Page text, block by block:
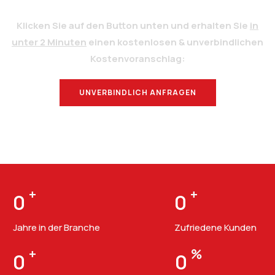
Klicken Sie auf den Button unten und erhalten Sie in
unter 2 Minuten einen kostenlosen & unverbindlichen
Kostenvoranschlag:
UNVERBINDLICH ANFRAGEN
0 +
Jahre in der Branche
0 +
Zufriedene Kunden
0 + 0 %